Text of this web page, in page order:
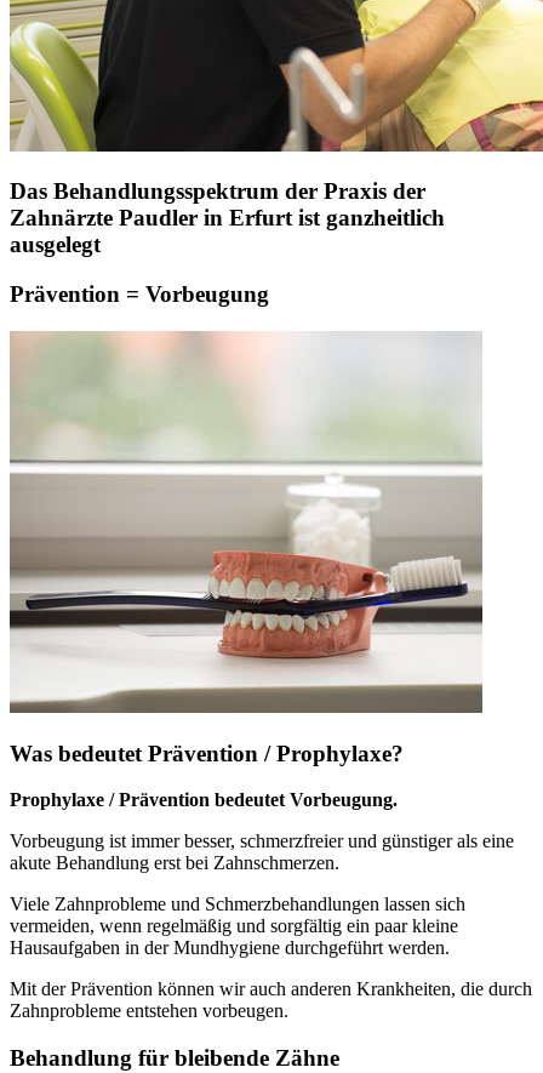
Das Behandlungsspektrum der Praxis der
Zahnärzte Paudler in Erfurt ist ganzheitlich
ausgelegt
Prävention = Vorbeugung
Was bedeutet Prävention / Prophylaxe?
Prophylaxe / Prävention bedeutet Vorbeugung.
Vorbeugung ist immer besser, schmerzfreier und günstiger als eine
akute Behandlung erst bei Zahnschmerzen.
Viele Zahnprobleme und Schmerzbehandlungen lassen sich
vermeiden, wenn regelmäßig und sorgfältig ein paar kleine
Hausaufgaben in der Mundhygiene durchgeführt werden.
Mit der Prävention können wir auch anderen Krankheiten, die durch
Zahnprobleme entstehen vorbeugen.
Behandlung für bleibende Zähne